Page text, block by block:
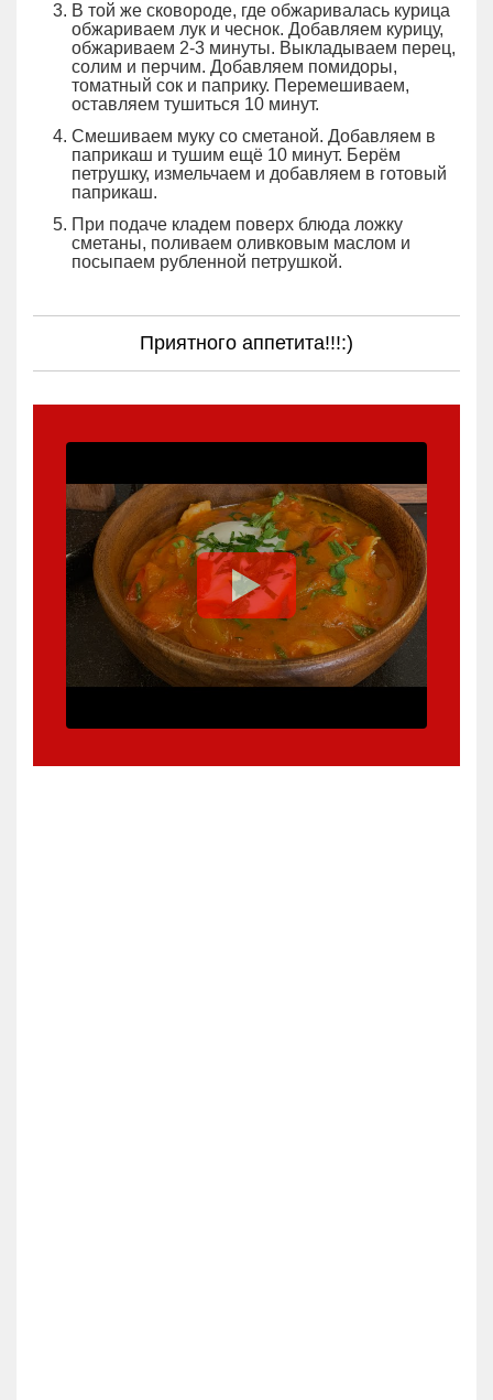
В той же сковороде, где обжаривалась курица
обжариваем лук и чеснок. Добавляем курицу,
обжариваем 2-3 минуты. Выкладываем перец,
солим и перчим. Добавляем помидоры,
томатный сок и паприку. Перемешиваем,
оставляем тушиться 10 минут.
Смешиваем муку со сметаной. Добавляем в
паприкаш и тушим ещё 10 минут. Берём
петрушку, измельчаем и добавляем в готовый
паприкаш.
При подаче кладем поверх блюда ложку
сметаны, поливаем оливковым маслом и
посыпаем рубленной петрушкой.
Приятного аппетита!!!:)